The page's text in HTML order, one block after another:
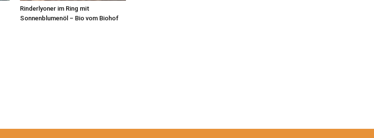
Rinderlyoner im Ring mit
Sonnenblumenöl – Bio vom Biohof